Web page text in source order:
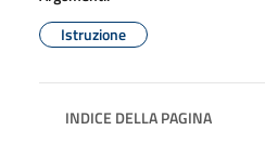
Istruzione
INDICE DELLA PAGINA